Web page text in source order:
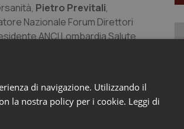
Pietro Previtali,
Nazionale Forum Direttori
ANCI Lombardia Salute,
di navigazione. Utilizzando il
la nostra policy per i cookie. Leggi di